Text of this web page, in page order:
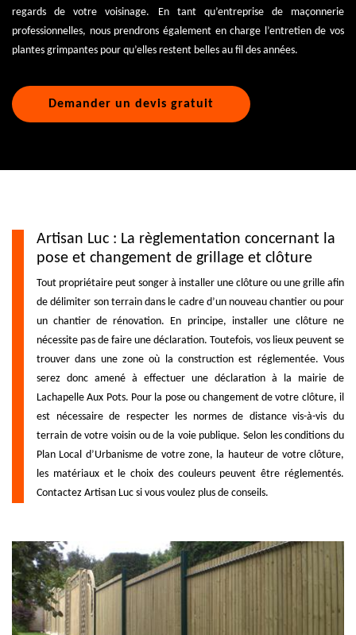
regards de votre voisinage. En tant qu’entreprise de maçonnerie
professionnelles, nous prendrons également en charge l’entretien de vos
plantes grimpantes pour qu’elles restent belles au fil des années.
Demander un devis gratuit
Artisan Luc : La règlementation concernant la
pose et changement de grillage et clôture
Tout propriétaire peut songer à installer une clôture ou une grille afin
de délimiter son terrain dans le cadre d’un nouveau chantier ou pour
un chantier de rénovation. En principe, installer une clôture ne
nécessite pas de faire une déclaration. Toutefois, vos lieux peuvent se
trouver dans une zone où la construction est réglementée. Vous
serez donc amené à effectuer une déclaration à la mairie de
Lachapelle Aux Pots. Pour la pose ou changement de votre clôture, il
est nécessaire de respecter les normes de distance vis-à-vis du
terrain de votre voisin ou de la voie publique. Selon les conditions du
Plan Local d’Urbanisme de votre zone, la hauteur de votre clôture,
les matériaux et le choix des couleurs peuvent être réglementés.
Contactez Artisan Luc si vous voulez plus de conseils.